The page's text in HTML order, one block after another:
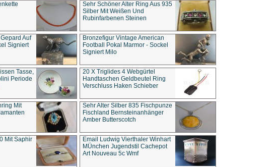
Sehr Schöner Alter Ring Aus 935
Silber Mit Weißen Und
Rubinfarbenen Steinen
Auf
Signiert
Bronzefigur Vintage American
Football Pokal Marmor - Sockel
Signiert Milo
Tasse,
Periode
20 X Triglides 4 Webgürtel
Handtaschen Geldbeutel Ring
Verschluss Haken Schieber
Mit
Sehr Alter Silber 835 Fischpunze
Fischland Bernsteinanhänger
Amber Butterscotch
Mit Saphir
Email Ludwig Vierthaler Winhart
MÜnchen Jugendstil Cachepot
Art Nouveau 5c Wmf